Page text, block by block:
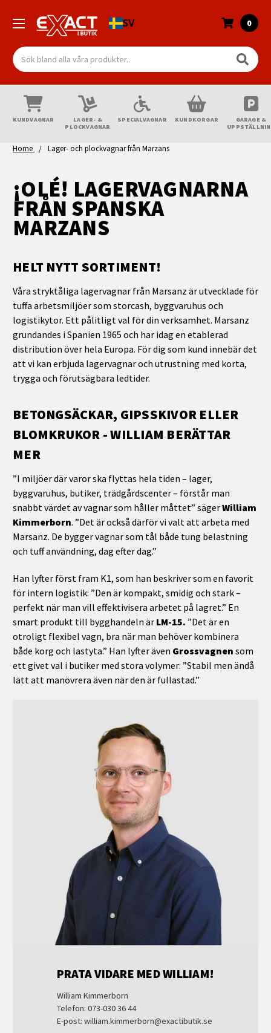
SV
Sök
0
KUNDVAGNAR
LAGER- &
PLOCKVAGNAR
SPECIALVAGNAR KUNDKORGAR
GARAGE &
Home Lager- och plockvagnar från Marzans
¡OLÉ! LAGERVAGNARNA
FRÅN SPANSKA
MARZANS
HELT NYTT SORTIMENT!
Våra stryktåliga lagervagnar från Marsanz är utvecklade för
tuffa arbetsmiljöer som storcash, byggvaruhus och
logistikytor. Ett pålitligt val för din verksamhet. Marsanz
grundandes i Spanien 1965 och har idag en etablerad
distribution över hela Europa. För dig som kund innebär det
att vi kan erbjuda lagervagnar och utrustning med korta,
trygga och förutsägbara ledtider.
BETONGSÄCKAR, GIPSSKIVOR ELLER
BLOMKRUKOR - WILLIAM BERÄTTAR
MER
”I miljöer där varor ska flyttas hela tiden – lager,
byggvaruhus, butiker, trädgårdscenter – förstår man
snabbt värdet av vagnar som håller måttet” sägerWilliam
Kimmerborn. ”Det är också därför vi valt att arbeta med
Marsanz. De bygger vagnar som tål både tung belastning
och tuff användning, dag efter dag.”
Han lyfter först fram K1, som han beskriver som en favorit
för intern logistik: ”Den är kompakt, smidig och stark –
perfekt när man vill effektivisera arbetet på lagret.” En
smart produkt till bygghandeln är LM-15. ”Det är en
otroligt flexibel vagn, bra när man behöver kombinera
både korg och lastyta.” Han lyfter även Grossvagnen som
ett givet val i butiker med stora volymer: ”Stabil men ändå
lätt att manövrera även när den är fullastad.”
PRATA VIDARE MED WILLIAM!
William Kimmerborn
Telefon: 073-030 36 44
E-post: william.kimmerborn@exactibutik.se